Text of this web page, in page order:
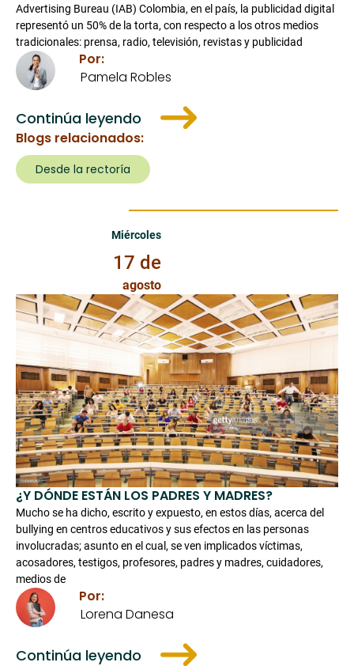
Advertising Bureau (IAB) Colombia, en el país, la publicidad digital
representó un 50% de la torta, con respecto a los otros medios
tradicionales: prensa, radio, televisión, revistas y publicidad
Por:
Pamela Robles
Continúa leyendo
Blogs relacionados:
Desde la rectoría
Miércoles 17 de Agosto de 2022
Miércoles
17 de
agosto
¿Y DÓNDE ESTÁN LOS PADRES Y MADRES?
Mucho se ha dicho, escrito y expuesto, en estos días, acerca del
bullying en centros educativos y sus efectos en las personas
involucradas; asunto en el cual, se ven implicados víctimas,
acosadores, testigos, profesores, padres y madres, cuidadores,
medios de
Por:
Lorena Danesa
Continúa leyendo